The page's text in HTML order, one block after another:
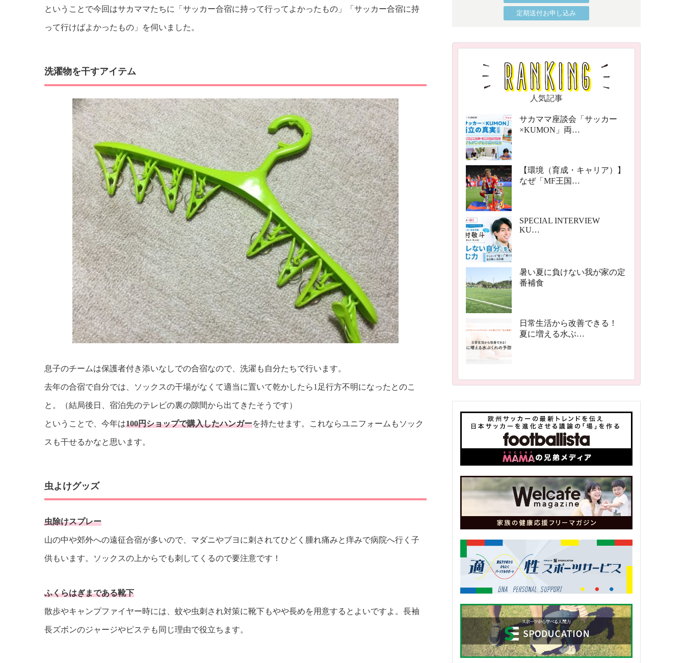
ということで今回はサカママたちに「サッカー合宿に持って行ってよかったもの」「サッカー合宿に持
って行けばよかったもの」を伺いました。
洗濯物を干すアイテム
息子のチームは保護者付き添いなしでの合宿なので、洗濯も自分たちで行います。
去年の合宿で自分では、ソックスの干場がなくて適当に置いて乾かしたら1足行方不明になったとのこ
と。（結局後日、宿泊先のテレビの裏の隙間から出てきたそうです）
ということで、今年は100円ショップで購入したハンガーを持たせます。これならユニフォームもソック
スも干せるかなと思います。
虫よけグッズ
虫除けスプレー
山の中や郊外への遠征合宿が多いので、マダニやブヨに刺されてひどく腫れ痛みと痒みで病院へ行く子
供もいます。ソックスの上からでも刺してくるので要注意です！
ふくらはぎまである靴下
散歩やキャンプファイヤー時には、蚊や虫刺され対策に靴下もやや長めを用意するとよいですよ。長袖
長ズボンのジャージやピステも同じ理由で役立ちます。
定期送付お申し込み
人気記事
サカママ座談会「サッカー
×KUMON」両…
【環境（育成・キャリア）】
なぜ「MF王国…
SPECIAL INTERVIEW
KU…
暑い夏に負けない我が家の定
番補食
日常生活から改善できる！
夏に増える水ぶ…